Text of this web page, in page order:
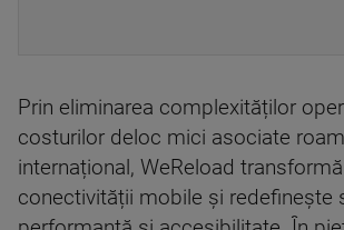
Prin eliminarea complexităților
costurilor deloc mici asociate
internațional, WeReload
conectivității mobile și redefinește